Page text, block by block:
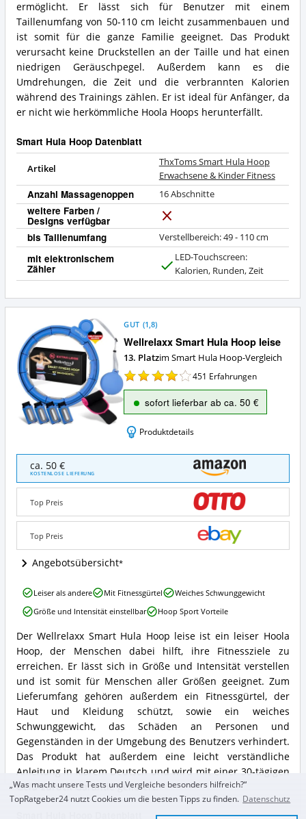
Hula
Hoop
Erwachsene
&
Kinder
Fitness
Zusammenfassung:
Was
bietet
dieser
Hula
Hoop?
ermöglicht. Er lässt sich für Benutzer mit einem
Taillenumfang von 50-110 cm leicht zusammenbauen und
ist somit für die ganze Familie geeignet. Das Produkt
verursacht keine Druckstellen an der Taille und hat einen
niedrigen Geräuschpegel. Außerdem kann es die
Umdrehungen, die Zeit und die verbrannten Kalorien
während des Trainings zählen. Er ist ideal für Anfänger, da
er nicht wie herkömmliche Hoola Hoops herunterfällt.
Smart Hula Hoop Datenblatt
Artikel
ThxToms Smart Hula Hoop
Erwachsene & Kinder Fitness
Anzahl Massagenoppen 16 Abschnitte
weitere Farben /
Designs verfügbar
N
e
i
n
bis Taillenumfang Verstellbereich: 49 - 110 cm
mit elektronischem
Zähler
a
LED-Touchscreen:
Kalorien, Runden, Zeit
Fitness
Vorteile:
Was
spricht
für
diesen
Smart
Hula
Hoop?
Wellrelaxx Smart Hula Hoop leise
GUT (1,8)
13. Platzim Smart Hula Hoop-Vergleich
451 Erfahrungen
sofort lieferbar ab ca. 50 €
Produktdetails
Wellrelaxx
Smart
Hula
Hoop
leise
Angebote:
ist
dieser
Smart
Hoop
erhältlich?
ca. 50 €
KOSTENLOSE LIEFERUNG
Top Preis
Top Preis
Angebotsübersicht
Wellrelaxx
Smart
Hula
Hoop
leise
Zusammenfassung:
Was
bietet
dieser
Smart
Hula
Hoop?
Der Wellrelaxx Smart Hula Hoop leise ist ein leiser Hoola
Hoop, der Menschen dabei hilft, ihre Fitnessziele zu
erreichen. Er lässt sich in Größe und Intensität verstellen
und ist somit für Menschen aller Größen geeignet. Zum
Lieferumfang gehören außerdem ein Fitnessgürtel, der
Haut und Kleidung schützt, sowie ein weiches
Schwunggewicht, das Schäden an Personen und
Gegenständen in der Umgebung des Benutzers verhindert.
Das Produkt hat außerdem eine leicht verständliche
Anleitung in klarem Deutsch und wird mit einer 30-tägigen
Geld-zurück-Garantie geliefert.
Wellrelaxx
Smart
Hula
leise
Vorteile:
Was
spricht
für
diesen
Smart
Hula
Hoop?
Leiser als andere Mit Fitnessgürtel
Weiches Schwunggewicht
Größe und Intensität einstellbar
Hoop Sport Vorteile
„Was macht unsere Tests und Vergleiche besonders hilfreich?“
TopRatgeber24 nutzt Cookies um die besten Tipps zu finden. Datenschutz